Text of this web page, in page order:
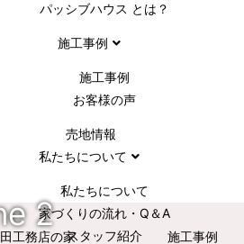
パッシブハウス とは？
施工事例
施⼯事例
お客様の声
売地情報
私たちについて
私たちについて
家づくりの流れ・Q＆A
スタッフ紹介
2
工務店の家
施⼯事例